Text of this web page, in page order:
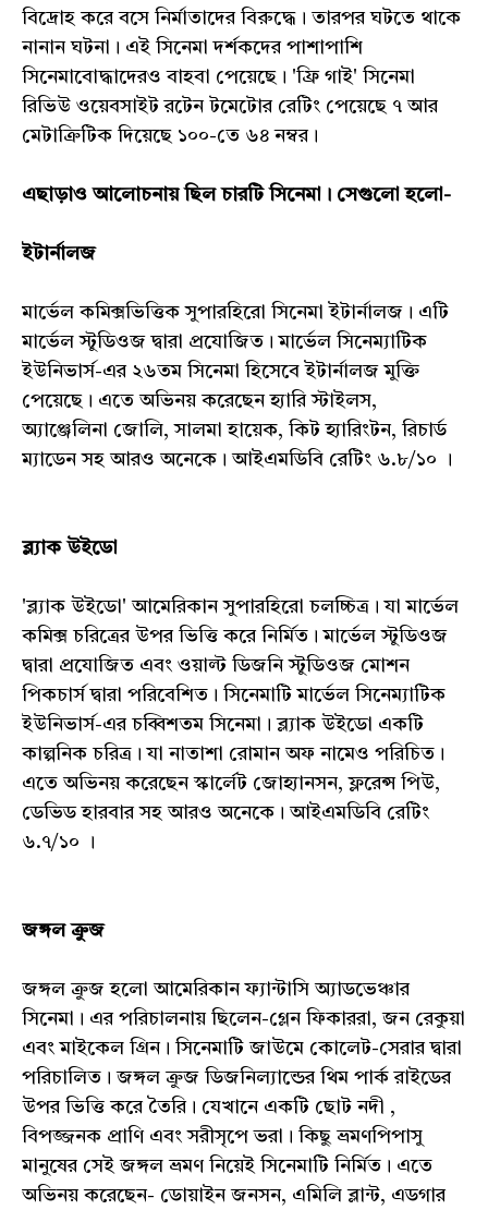
বিদ্রোহ করে বসে নির্মাতাদের বিরুদ্ধে। তারপর ঘটতে থাকে
নানান ঘটনা। এই সিনেমা দর্শকদের পাশাপাশি
সিনেমাবোদ্ধাদেরও বাহবা পেয়েছে। 'ফ্রি গাই' সিনেমা
রিভিউ ওয়েবসাইট রটেন টমেটোর রেটিং পেয়েছে ৭ আর
মেটাক্রিটিক দিয়েছে ১০০-তে ৬৪ নম্বর।
এছাড়াও আলোচনায় ছিল চারটি সিনেমা। সেগুলো হলো-
ইটার্নালজ
মার্ভেল কমিক্সভিত্তিক সুপারহিরো সিনেমা ইটার্নালজ। এটি
মার্ভেল স্টুডিওজ দ্বারা প্রযোজিত। মার্ভেল সিনেম্যাটিক
ইউনিভার্স-এর ২৬তম সিনেমা হিসেবে ইটার্নালজ মুক্তি
পেয়েছে। এতে অভিনয় করেছেন হ্যারি স্টাইলস,
অ্যাঞ্জেলিনা জোলি, সালমা হায়েক, কিট হ্যারিংটন, রিচার্ড
ম্যাডেন সহ আরও অনেকে। আইএমডিবি রেটিং ৬.৮/১০ ।
ব্ল্যাক উইডো
'ব্ল্যাক উইডো' আমেরিকান সুপারহিরো চলচ্চিত্র। যা মার্ভেল
কমিক্স চরিত্রের উপর ভিত্তি করে নির্মিত। মার্ভেল স্টুডিওজ
দ্বারা প্রযোজিত এবং ওয়াল্ট ডিজনি স্টুডিওজ মোশন
পিকচার্স দ্বারা পরিবেশিত। সিনেমাটি মার্ভেল সিনেম্যাটিক
ইউনিভার্স-এর চব্বিশতম সিনেমা। ব্ল্যাক উইডো একটি
কাল্পনিক চরিত্র। যা নাতাশা রোমান অফ নামেও পরিচিত।
এতে অভিনয় করেছেন স্কার্লেট জোহ্যানসন, ফ্লরেন্স পিউ,
ডেভিড হারবার সহ আরও অনেকে। আইএমডিবি রেটিং
৬.৭/১০ ।
জঙ্গল ক্রুজ
জঙ্গল ক্রুজ হলো আমেরিকান ফ্যান্টাসি অ্যাডভেঞ্চার
সিনেমা। এর পরিচালনায় ছিলেন-গ্লেন ফিকাররা, জন রেকুয়া
এবং মাইকেল গ্রিন। সিনেমাটি জাউমে কোলেট-সেরার দ্বারা
পরিচালিত। জঙ্গল ক্রুজ ডিজনিল্যান্ডের থিম পার্ক রাইডের
উপর ভিত্তি করে তৈরি। যেখানে একটি ছোট নদী ,
বিপজ্জনক প্রাণি এবং সরীসৃপে ভরা। কিছু ভ্রমণপিপাসু
মানুষের সেই জঙ্গল ভ্রমণ নিয়েই সিনেমাটি নির্মিত। এতে
অভিনয় করেছেন- ডোয়াইন জনসন, এমিলি ব্লান্ট, এডগার